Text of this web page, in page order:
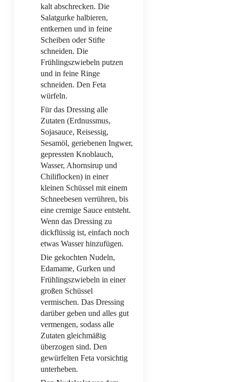
kalt abschrecken. Die
Salatgurke halbieren,
entkernen und in feine
Scheiben oder Stifte
schneiden. Die
Frühlingszwiebeln putzen
und in feine Ringe
schneiden. Den Feta
würfeln.
Für das Dressing alle
Zutaten (Erdnussmus,
Sojasauce, Reisessig,
Sesamöl, geriebenen Ingwer,
gepressten Knoblauch,
Wasser, Ahornsirup und
Chiliflocken) in einer
kleinen Schüssel mit einem
Schneebesen verrühren, bis
eine cremige Sauce entsteht.
Wenn das Dressing zu
dickflüssig ist, einfach noch
etwas Wasser hinzufügen.
Die gekochten Nudeln,
Edamame, Gurken und
Frühlingszwiebeln in einer
großen Schüssel
vermischen. Das Dressing
darüber geben und alles gut
vermengen, sodass alle
Zutaten gleichmäßig
überzogen sind. Den
gewürfelten Feta vorsichtig
unterheben.